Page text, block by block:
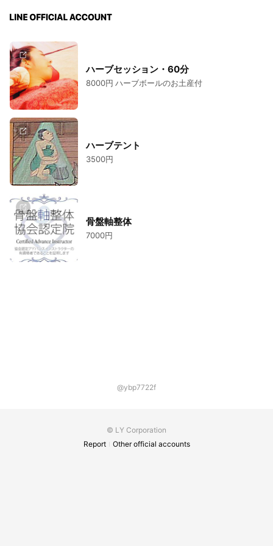
ハーブセッション・60分
8000円 ハーブボールのお土産付
ハーブテント
3500円
骨盤軸整体
7000円
@ybp7722f
© LY Corporation
Report
Other official accounts